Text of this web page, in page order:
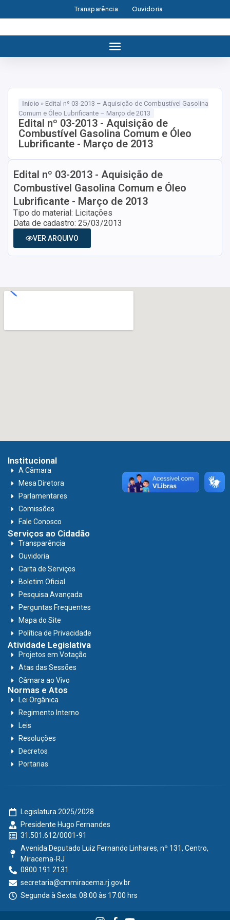
Transparência Ouvidoria
Início » Edital nº 03-2013 – Aquisição de Combustível Gasolina
Comum e Óleo Lubrificante – Março de 2013
Edital nº 03-2013 - Aquisição de
Combustível Gasolina Comum e Óleo
Lubrificante - Março de 2013
Edital nº 03-2013 - Aquisição de
Combustível Gasolina Comum e Óleo
Lubrificante - Março de 2013
Tipo do material: Licitações
Data de cadastro: 25/03/2013
VER ARQUIVO
Institucional
A Câmara
Mesa Diretora
Parlamentares
Comissões
Fale Conosco
Serviços ao Cidadão
Transparência
Ouvidoria
Carta de Serviços
Boletim Oficial
Pesquisa Avançada
Perguntas Frequentes
Mapa do Site
Política de Privacidade
Atividade Legislativa
Projetos em Votação
Atas das Sessões
Câmara ao Vivo
Normas e Atos
Lei Orgânica
Regimento Interno
Leis
Resoluções
Decretos
Portarias
Legislatura 2025/2028
Presidente Hugo Fernandes
31.501.612/0001-91
Avenida Deputado Luiz Fernando Linhares, nº 131, Centro,
Miracema-RJ
0800 191 2131
secretaria@cmmiracema.rj.gov.br
Segunda à Sexta: 08:00 às 17:00 hrs